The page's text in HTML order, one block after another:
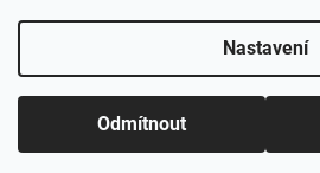
Nastavení
Odmítnout